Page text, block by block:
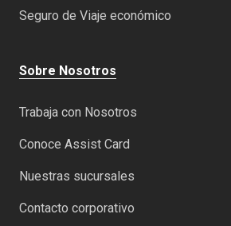
Seguro de Viaje económico
Sobre Nosotros
Trabaja con Nosotros
Conoce Assist Card
Nuestras sucursales
Contacto corporativo